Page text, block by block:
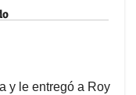
y le entregó a Roy